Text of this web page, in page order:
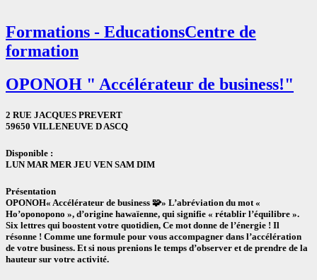
Formations - EducationsCentre de
formation
OPONOH " Accélérateur de business!"
2 RUE JACQUES PREVERT
59650 VILLENEUVE D ASCQ
Disponible :
LUN MAR MER JEU VEN SAM DIM
Présentation
OPONOH« Accélérateur de business 🧩» L’abréviation du mot «
Ho’oponopono », d’origine hawaïenne, qui signifie « rétablir l’équilibre ».
Six lettres qui boostent votre quotidien, Ce mot donne de l’énergie ! Il
résonne ! Comme une formule pour vous accompagner dans l’accélération
de votre business. Et si nous prenions le temps d’observer et de prendre de la
hauteur sur votre activité.